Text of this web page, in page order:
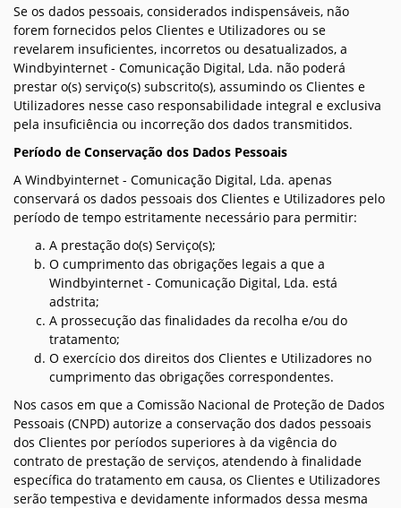
Se os dados pessoais, considerados indispensáveis, não
forem fornecidos pelos Clientes e Utilizadores ou se
revelarem insuficientes, incorretos ou desatualizados, a
Windbyinternet - Comunicação Digital, Lda. não poderá
prestar o(s) serviço(s) subscrito(s), assumindo os Clientes e
Utilizadores nesse caso responsabilidade integral e exclusiva
pela insuficiência ou incorreção dos dados transmitidos.
Período de Conservação dos Dados Pessoais
A Windbyinternet - Comunicação Digital, Lda. apenas
conservará os dados pessoais dos Clientes e Utilizadores pelo
período de tempo estritamente necessário para permitir:
A prestação do(s) Serviço(s);
O cumprimento das obrigações legais a que a
Windbyinternet - Comunicação Digital, Lda. está
adstrita;
A prossecução das finalidades da recolha e/ou do
tratamento;
O exercício dos direitos dos Clientes e Utilizadores no
cumprimento das obrigações correspondentes.
Nos casos em que a Comissão Nacional de Proteção de Dados
Pessoais (CNPD) autorize a conservação dos dados pessoais
dos Clientes por períodos superiores à da vigência do
contrato de prestação de serviços, atendendo à finalidade
específica do tratamento em causa, os Clientes e Utilizadores
serão tempestiva e devidamente informados dessa mesma